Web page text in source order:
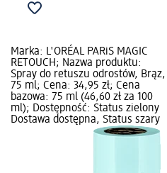
Marka: L'ORÉAL PARiS MAGIC
RETOUCH; Nazwa produktu:
Spray do retuszu odrostów, Brąz,
75 ml; Cena: 34,95 zł; Cena
bazowa: 75 ml (46,60 zł za 100
ml); Dostępność: Status zielony
Dostawa dostępna, Status szary